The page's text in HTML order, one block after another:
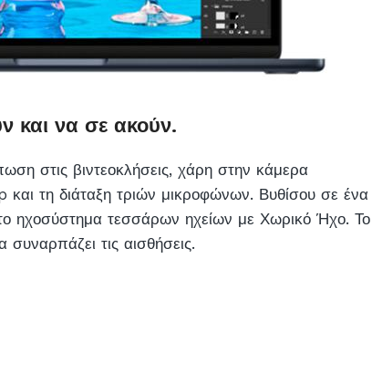
και να σε ακούν.
στις βιντεοκλήσεις, χάρη στην κάμερα
τη διάταξη τριών μικροφώνων. Βυθίσου σε ένα
ηχοσύστημα τεσσάρων ηχείων με Χωρικό Ήχο. Το
τις αισθήσεις.